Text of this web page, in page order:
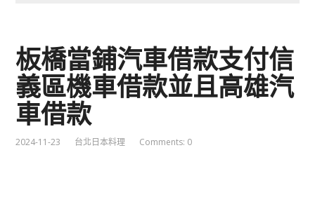
板橋當鋪汽車借款支付信
義區機車借款並且高雄汽
車借款
2024-11-23 台北日本料理 Comments: 0